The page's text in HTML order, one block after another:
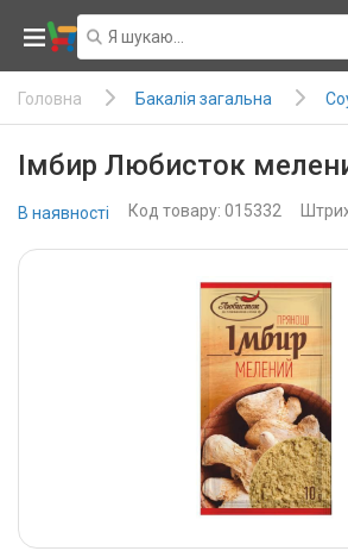
Головна Бакалія загальна
Імбир Любисток
В наявності Код товару: 015332